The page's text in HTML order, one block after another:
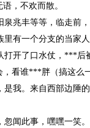
，不欢而散。
兆丰等等，临走前
有一个分支的当家
开了口水仗，***
看谁***胖（搞这
我。来自西部边陲
闻此事，嘿嘿一笑